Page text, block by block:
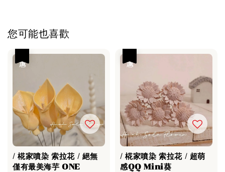
您可能也喜歡
/ 椛家噴染 索拉花 / 絕無
僅有最美海芋 ONE
/ 椛家噴染 索拉花 / 超萌
感QQ Mini葵